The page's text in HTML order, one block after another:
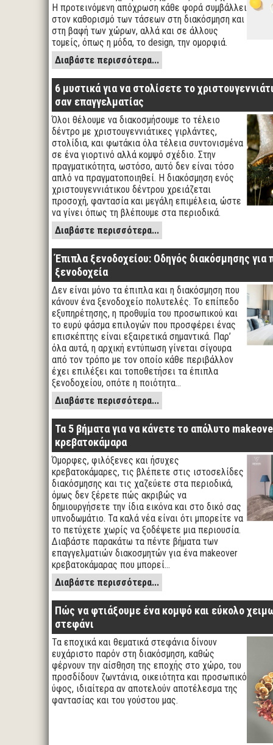
Η προτεινόμενη απόχρωση κάθε φορά συμβάλλει
στον καθορισμό των τάσεων στη διακόσμηση και
στη βαφή των χώρων, αλλά και σε άλλους
τομείς, όπως η μόδα, το design, την ομορφιά.
Διαβάστε περισσότερα...
6 μυστικά για να στολίσετε το
σαν επαγγελματίας
Όλοι θέλουμε να διακοσμήσουμε το τέλειο
δέντρο με χριστουγεννιάτικες γιρλάντες,
στολίδια, και φωτάκια όλα τέλεια συντονισμένα
σε ένα γιορτινό αλλά κομψό σχέδιο. Στην
πραγματικότητα, ωστόσο, αυτό δεν είναι τόσο
απλό να πραγματοποιηθεί. Η διακόσμηση ενός
χριστουγεννιάτικου δέντρου χρειάζεται
προσοχή, φαντασία και μεγάλη επιμέλεια, ώστε
να γίνει όπως τη βλέπουμε στα περιοδικά.
Διαβάστε περισσότερα...
Έπιπλα ξενοδοχείου: Οδηγός διακόσμησης για
ξενοδοχεία
Δεν είναι μόνο τα έπιπλα και η διακόσμηση που
κάνουν ένα ξενοδοχείο πολυτελές. Το επίπεδο
εξυπηρέτησης, η προθυμία του προσωπικού και
το ευρύ φάσμα επιλογών που προσφέρει ένας
επισκέπτης είναι εξαιρετικά σημαντικά. Παρ’
όλα αυτά, η αρχική εντύπωση γίνεται σίγουρα
από τον τρόπο με τον οποίο κάθε περιβάλλον
έχει επιλέξει και τοποθετήσει τα έπιπλα
ξενοδοχείου, οπότε η ποιότητα…
Διαβάστε περισσότερα...
Τα 5 βήματα για να κάνετε το απόλυτο
κρεβατοκάμαρα
Όμορφες, φιλόξενες και ήσυχες
κρεβατοκάμαρες, τις βλέπετε στις ιστοσελίδες
διακόσμησης και τις χαζεύετε στα περιοδικά,
όμως δεν ξέρετε πώς ακριβώς να
δημιουργήσετε την ίδια εικόνα και στο δικό σας
υπνοδωμάτιο. Τα καλά νέα είναι ότι μπορείτε να
το πετύχετε χωρίς να ξοδέψετε μια περιουσία.
Διαβάστε παρακάτω τα πέντε βήματα των
επαγγελματιών διακοσμητών για ένα makeover
κρεβατοκάμαρας που μπορεί…
Διαβάστε περισσότερα...
Πώς να φτιάξουμε ένα κομψό και εύκολο
στεφάνι
Τα εποχικά και θεματικά στεφάνια δίνουν
ευχάριστο παρόν στη διακόσμηση, καθώς
φέρνουν την αίσθηση της εποχής στο χώρο, του
προσδίδουν ζωντάνια, οικειότητα και προσωπικό
ύφος, ιδιαίτερα αν αποτελούν αποτέλεσμα της
φαντασίας και του γούστου μας.